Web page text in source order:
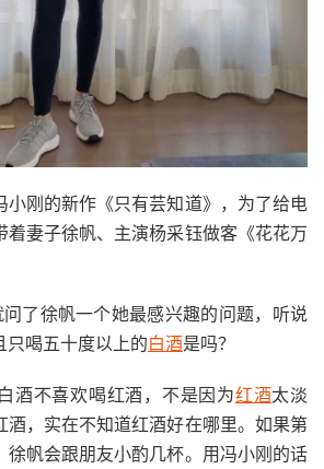
小刚的新作《只有芸知道》，为了给电
着妻子徐帆、主演杨采钰做客《花花万
了徐帆一个她最感兴趣的问题，听说
只喝五十度以上的白酒是吗？
酒不喜欢喝红酒，不是因为红酒太淡
酒，实在不知道红酒好在哪里。如果第
徐帆会跟朋友小酌几杯。用冯小刚的话